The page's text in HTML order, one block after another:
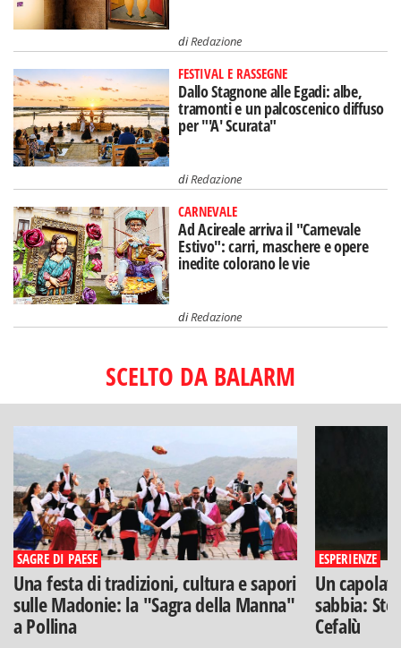
diRedazione
FESTIVAL E RASSEGNE
Dallo Stagnone alle Egadi: albe,
tramonti e un palcoscenico diffuso
per "'A' Scurata"
diRedazione
CARNEVALE
Ad Acireale arriva il "Carnevale
Estivo": carri, maschere e opere
inedite colorano le vie
diRedazione
SCELTO DA BALARM
SAGRE DI PAESE
Una festa di tradizioni, cultura e sapori
sulle Madonie: la "Sagra della Manna"
a Pollina
ESPERIENZE
Un
sabbia:
Cefalù